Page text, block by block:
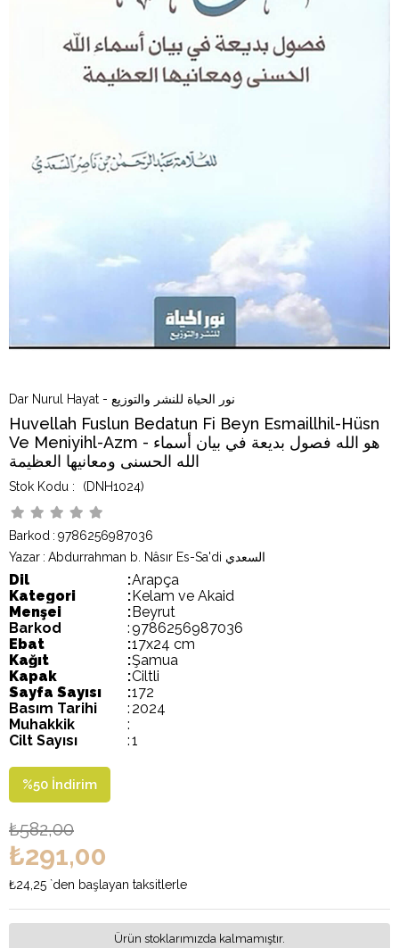
Dar Nurul Hayat - نور الحياة للنشر والتوزيع
Huvellah Fuslun Bedatun Fi Beyn Esmaillhil-Hüsn
Ve Meniyihl-Azm - هو الله فصول بديعة في بيان أسماء
الله الحسنى ومعانيها العظيمة
(DNH1024)
Barkod : 9786256987036
Yazar : Abdurrahman b. Nâsır Es-Sa'di السعدي
Dil :Arapça
Kategori
:Kelam ve Akaid
Menşei
:Beyrut
Barkod
:9786256987036
Ebat
:17x24 cm
Kağıt
:Şamua
Kapak
:Ciltli
Sayfa Sayısı
:172
Basım Tarihi
: 2024
Muhakkik
:
Cilt Sayısı
:1
%50 İndirim
₺582,00
₺291,00
₺24,25 `den başlayan taksitlerle
Ürün stoklarımızda kalmamıştır.